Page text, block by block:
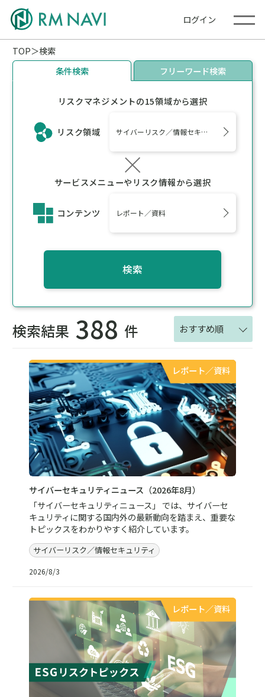
ログイン
TOP
検索
条件検索
フリーワード検索
リスクマネジメントの15領域から選択
リスク領域 サイバーリスク／情報セキュリティ、サステ
サービスメニューやリスク情報から選択
コンテンツ レポート／資料
検索
検索結果 388 件 おすすめ順
レポート／資料
サイバーセキュリティニュース（2026年8月）
「サイバーセキュリティニュース」 では、サイバーセ
キュリティに関する国内外の最新動向を踏まえ、重要な
トピックスをわかりやすく紹介しています。
サイバーリスク／情報セキュリティ
2026/8/3
レポート／資料